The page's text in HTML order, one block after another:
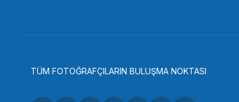
SEPETE EKLE
TÜM FOTOĞRAFÇILARIN BULUŞMA NOKTASI